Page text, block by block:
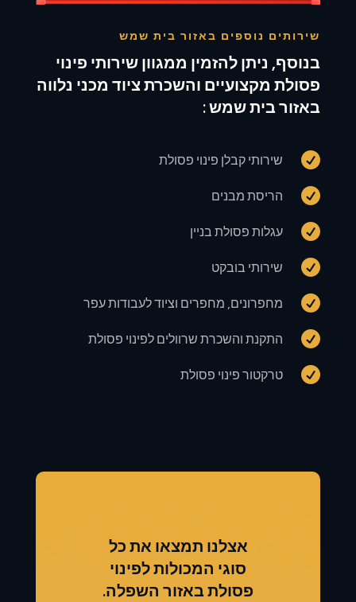
שירותים נוספים באזור בית שמש
בנוסף, ניתן להזמין ממגוון שירותי פינוי
פסולת מקצועיים והשכרת ציוד מכני נלווה
באזור בית שמש :
 שירותי קבלן פינוי פסולת
 הריסת מבנים
 עגלות פסולת בניין
 שירותי בובקט
 מחפרונים, מחפרים וציוד לעבודות עפר
 התקנת והשכרת שרוולים לפינוי פסולת
 טרקטור פינוי פסולת
אצלנו תמצאו את כל
סוגי המכולות לפינוי
פסולת באזור השפלה.